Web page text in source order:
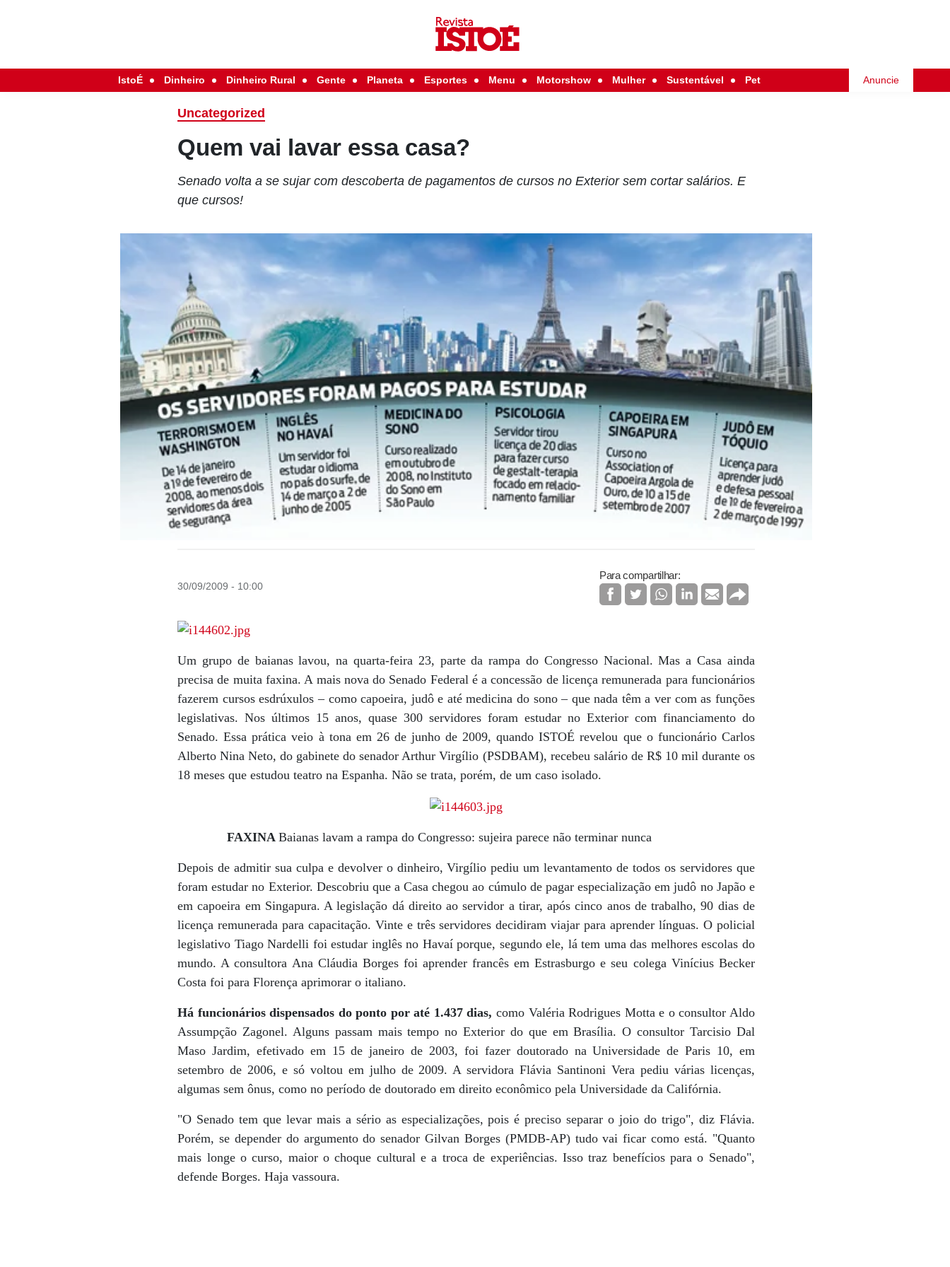
IstoÉ Dinheiro Dinheiro Rural Gente Planeta Esportes Menu Motorshow Mulher Sustentável Pet Anuncie
Uncategorized
Quem vai lavar essa casa?
Senado volta a se sujar com descoberta de pagamentos de cursos no Exterior sem cortar salários. E
que cursos!
30/09/2009 - 10:00
Para compartilhar:
Um grupo de baianas lavou, na quarta-feira 23, parte da rampa do Congresso Nacional. Mas a Casa ainda
precisa de muita faxina. A mais nova do Senado Federal é a concessão de licença remunerada para funcionários
fazerem cursos esdrúxulos – como capoeira, judô e até medicina do sono – que nada têm a ver com as funções
legislativas. Nos últimos 15 anos, quase 300 servidores foram estudar no Exterior com financiamento do
Senado. Essa prática veio à tona em 26 de junho de 2009, quando ISTOÉ revelou que o funcionário Carlos
Alberto Nina Neto, do gabinete do senador Arthur Virgílio (PSDBAM), recebeu salário de R$ 10 mil durante os
18 meses que estudou teatro na Espanha. Não se trata, porém, de um caso isolado.
FAXINABaianas lavam a rampa do Congresso: sujeira parece não terminar nunca
Depois de admitir sua culpa e devolver o dinheiro, Virgílio pediu um levantamento de todos os servidores que
foram estudar no Exterior. Descobriu que a Casa chegou ao cúmulo de pagar especialização em judô no Japão e
em capoeira em Singapura. A legislação dá direito ao servidor a tirar, após cinco anos de trabalho, 90 dias de
licença remunerada para capacitação. Vinte e três servidores decidiram viajar para aprender línguas. O policial
legislativo Tiago Nardelli foi estudar inglês no Havaí porque, segundo ele, lá tem uma das melhores escolas do
mundo. A consultora Ana Cláudia Borges foi aprender francês em Estrasburgo e seu colega Vinícius Becker
Costa foi para Florença aprimorar o italiano.
Há funcionários dispensados do ponto por até 1.437 dias,como Valéria Rodrigues Motta e o consultor Aldo
Assumpção Zagonel. Alguns passam mais tempo no Exterior do que em Brasília. O consultor Tarcisio Dal
Maso Jardim, efetivado em 15 de janeiro de 2003, foi fazer doutorado na Universidade de Paris 10, em
setembro de 2006, e só voltou em julho de 2009. A servidora Flávia Santinoni Vera pediu várias licenças,
algumas sem ônus, como no período de doutorado em direito econômico pela Universidade da Califórnia.
"O Senado tem que levar mais a sério as especializações, pois é preciso separar o joio do trigo", diz Flávia.
Porém, se depender do argumento do senador Gilvan Borges (PMDB-AP) tudo vai ficar como está. "Quanto
mais longe o curso, maior o choque cultural e a troca de experiências. Isso traz benefícios para o Senado",
defende Borges. Haja vassoura.